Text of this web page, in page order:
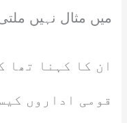
میں مثال نہیں
ان کا کہنا تھا
قومی اداروں